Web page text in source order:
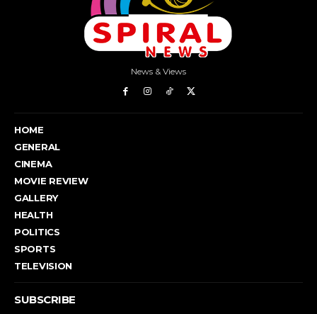
News & Views
HOME
GENERAL
CINEMA
MOVIE REVIEW
GALLERY
HEALTH
POLITICS
SPORTS
TELEVISION
SUBSCRIBE